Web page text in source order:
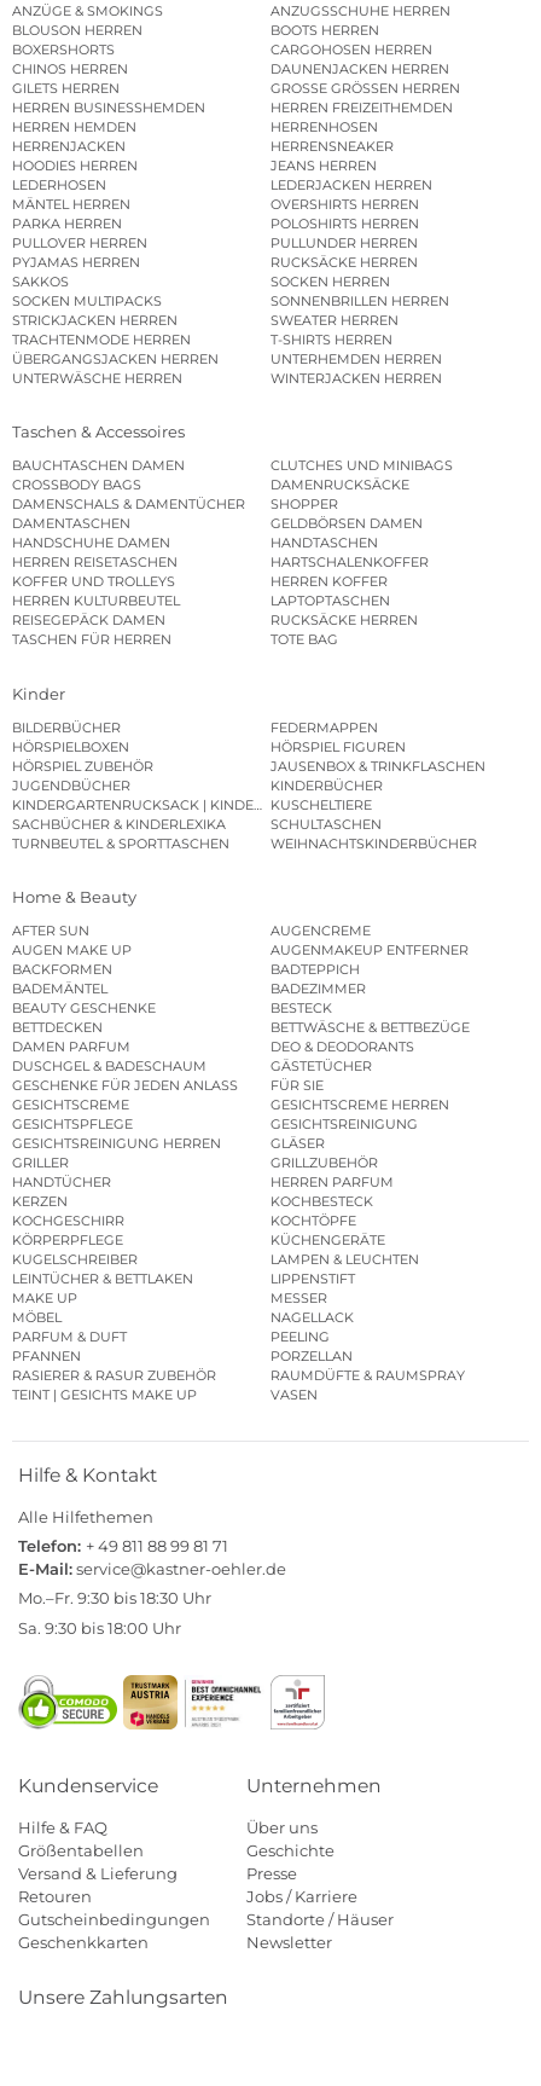
ANZÜGE & SMOKINGS
ANZUGSSCHUHE HERREN
BLOUSON HERREN
BOOTS HERREN
BOXERSHORTS
CARGOHOSEN HERREN
CHINOS HERREN
DAUNENJACKEN HERREN
GILETS HERREN
GROSSE GRÖSSEN HERREN
HERREN BUSINESSHEMDEN
HERREN FREIZEITHEMDEN
HERREN HEMDEN
HERRENHOSEN
HERRENJACKEN
HERRENSNEAKER
HOODIES HERREN
JEANS HERREN
LEDERHOSEN
LEDERJACKEN HERREN
MÄNTEL HERREN
OVERSHIRTS HERREN
PARKA HERREN
POLOSHIRTS HERREN
PULLOVER HERREN
PULLUNDER HERREN
PYJAMAS HERREN
RUCKSÄCKE HERREN
SAKKOS
SOCKEN HERREN
SOCKEN MULTIPACKS
SONNENBRILLEN HERREN
STRICKJACKEN HERREN
SWEATER HERREN
TRACHTENMODE HERREN
T-SHIRTS HERREN
ÜBERGANGSJACKEN HERREN
UNTERHEMDEN HERREN
UNTERWÄSCHE HERREN
WINTERJACKEN HERREN
Taschen & Accessoires
BAUCHTASCHEN DAMEN
CLUTCHES UND MINIBAGS
CROSSBODY BAGS
DAMENRUCKSÄCKE
DAMENSCHALS & DAMENTÜCHER
SHOPPER
DAMENTASCHEN
GELDBÖRSEN DAMEN
HANDSCHUHE DAMEN
HANDTASCHEN
HERREN REISETASCHEN
HARTSCHALENKOFFER
KOFFER UND TROLLEYS
HERREN KOFFER
HERREN KULTURBEUTEL
LAPTOPTASCHEN
REISEGEPÄCK DAMEN
RUCKSÄCKE HERREN
TASCHEN FÜR HERREN
TOTE BAG
Kinder
BILDERBÜCHER
FEDERMAPPEN
HÖRSPIELBOXEN
HÖRSPIEL FIGUREN
HÖRSPIEL ZUBEHÖR
JAUSENBOX & TRINKFLASCHEN
JUGENDBÜCHER
KINDERBÜCHER
KINDERGARTENRUCKSACK | KINDERGARTENBEUTEL
KUSCHELTIERE
SACHBÜCHER & KINDERLEXIKA
SCHULTASCHEN
TURNBEUTEL & SPORTTASCHEN
WEIHNACHTSKINDERBÜCHER
Home & Beauty
AFTER SUN
AUGENCREME
AUGEN MAKE UP
AUGENMAKEUP ENTFERNER
BACKFORMEN
BADTEPPICH
BADEMÄNTEL
BADEZIMMER
BEAUTY GESCHENKE
BESTECK
BETTDECKEN
BETTWÄSCHE & BETTBEZÜGE
DAMEN PARFUM
DEO & DEODORANTS
DUSCHGEL & BADESCHAUM
GÄSTETÜCHER
GESCHENKE FÜR JEDEN ANLASS
FÜR SIE
GESICHTSCREME
GESICHTSCREME HERREN
GESICHTSPFLEGE
GESICHTSREINIGUNG
GESICHTSREINIGUNG HERREN
GLÄSER
GRILLER
GRILLZUBEHÖR
HANDTÜCHER
HERREN PARFUM
KERZEN
KOCHBESTECK
KOCHGESCHIRR
KOCHTÖPFE
KÖRPERPFLEGE
KÜCHENGERÄTE
KUGELSCHREIBER
LAMPEN & LEUCHTEN
LEINTÜCHER & BETTLAKEN
LIPPENSTIFT
MAKE UP
MESSER
MÖBEL
NAGELLACK
PARFUM & DUFT
PEELING
PFANNEN
PORZELLAN
RASIERER & RASUR ZUBEHÖR
RAUMDÜFTE & RAUMSPRAY
TEINT | GESICHTS MAKE UP
VASEN
Hilfe & Kontakt
Alle Hilfethemen
Telefon: + 49 811 88 99 81 71
E-Mail:service@kastner-oehler.de
Mo.–Fr. 9:30 bis 18:30 Uhr
Sa. 9:30 bis 18:00 Uhr
Kundenservice
Hilfe & FAQ
Größentabellen
Versand & Lieferung
Retouren
Gutscheinbedingungen
Geschenkkarten
Unternehmen
Über uns
Geschichte
Presse
Jobs / Karriere
Standorte / Häuser
Newsletter
Unsere Zahlungsarten